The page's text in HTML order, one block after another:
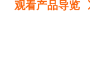
观看产品导览